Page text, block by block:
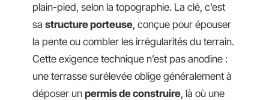
plain-pied, selon la topographie. La clé, c’est
sa structure porteuse, conçue pour épouser
la pente ou combler les irrégularités du terrain.
Cette exigence technique n’est pas anodine :
une terrasse surélevée oblige généralement à
déposer un permis de construire, là où une